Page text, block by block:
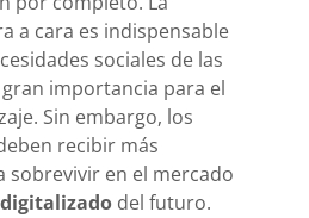
a cara es indispensable
sociales de las
importancia para el
Sin embargo, los
recibir más
sobrevivir en el mercado
del futuro.